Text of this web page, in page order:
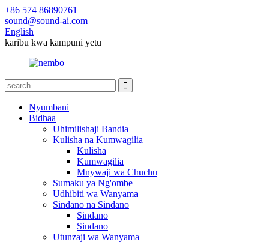
+86 574 86890761
sound@sound-ai.com
English
karibu kwa kampuni yetu
Nyumbani
Bidhaa
Uhimilishaji Bandia
Kulisha na Kumwagilia
Kulisha
Kumwagilia
Mnywaji wa Chuchu
Sumaku ya Ng'ombe
Udhibiti wa Wanyama
Sindano na Sindano
Sindano
Sindano
Utunzaji wa Wanyama